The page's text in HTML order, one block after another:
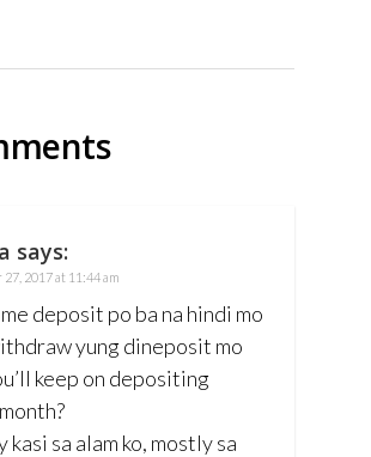
says:
27, 2017 at 11:44 am
deposit po ba na hindi mo
yung dineposit mo
keep on depositing
kasi sa alam ko, mostly sa